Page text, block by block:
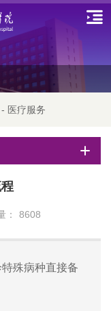
- 医疗服务
： 8608
殊病种直接备